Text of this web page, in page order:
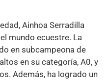
Ainhoa Serradilla
mundo ecuestre. La
en subcampeona de
en su categoría, A0, y
Además, ha logrado un